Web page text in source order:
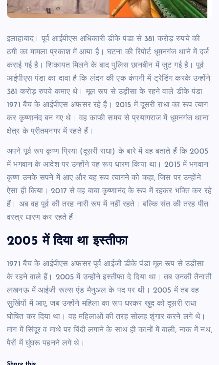
इलाहाबाद। पूर्व आईपीएस अधिकारी डीके पंडा से 381 करोड़ रुपये की
ठगी का मामला प्रकाश में आया है। घटना की रिपोर्ट धूमनगंज थाने में दर्ज
कराई गई है। शिकायत मिलने के बाद पुलिस छानबीन में जुट गई है। पूर्व
आईपीएस पंडा का दावा है कि लंदन की एक कंपनी में ट्रेडिंग करके उन्होंने
381 करोड़ रुपये कमाए थे। मूल रूप से उड़ीसा के रहने वाले डीके पंडा
1971 बैच के आईपीएस अफसर रहे हैं। 2015 में दूसरी राधा का रूप त्याग
कर कृष्णानंद बन गए थे। वह काफी समय से प्रयागराज में धूमनगंज थाना
क्षेत्र के प्रीतमनगर में रहते हैं।
अपने पूर्व रूप कृष्ण प्रिया (दूसरी राधा) के बारे में वह बताते हैं कि 2005
में भगवान के आदेश पर उन्होंने यह रूप धारण किया था। 2015 में भगवान
कृष्ण उनके सपने में आए और यह रूप त्यागने को कहा, जिस पर उन्होंने
ऐसा ही किया। 2017 से वह बाबा कृष्णानंद के रूप में रहकर भक्ति कर रहे
हैं। अब वह पूर्व की तरह नारी रूप में नहीं रहते। बल्कि संत की तरह पीत
वस्त्र धारण कर रहते हैं।
2005 में दिया था इस्तीफा
1971 बैच के आईपीएस अफसर पूर्व आईजी डीके पंडा मूल रूप से उड़ीसा
के रहने वाले हैं। 2005 में उन्होंने इस्तीफा दे दिया था। तब उनकी तैनाती
लखनऊ में आईजी रूल्स एंड मैनुअल के पद पर थी। 2005 में तब वह
सुर्खियों में आए, जब उन्होंने महिला का रूप धरकर खुद को दूसरी राधा
घोषित कर दिया था। वह महिलाओं की तरह सोलह शृंगार करने लगे थे।
मांग में सिंदूर व माथे पर बिंदी लगाने के साथ ही कानों में बाली, नाक में नथ,
पैरों में घुंघरू पहनने लगे थे।